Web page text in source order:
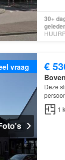
30+
vraag €
Deze
deze
1